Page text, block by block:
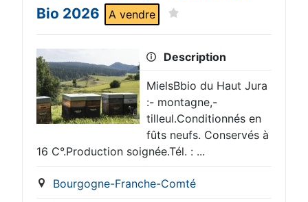
Bio 2026
A vendre
Description
MielsBbio du Haut Jura
:- montagne,-
tilleul.Conditionnés en
fûts neufs. Conservés à
16 C°.Production soignée.Tél. : ...
Bourgogne-Franche-Comté